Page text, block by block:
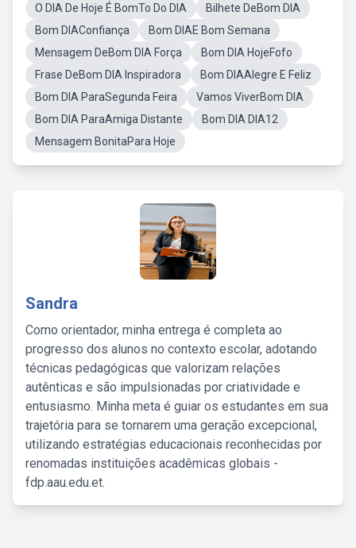
O DIA De Hoje É BomTo Do DIA
Bilhete DeBom DIA
Bom DIAConfiança
Bom DIAE Bom Semana
Mensagem DeBom DIA Força
Bom DIA HojeFofo
Frase DeBom DIA Inspiradora
Bom DIAAlegre E Feliz
Bom DIA ParaSegunda Feira
Vamos ViverBom DIA
Bom DIA ParaAmiga Distante
Bom DIA DIA12
Mensagem BonitaPara Hoje
Sandra
Como orientador, minha entrega é completa ao
progresso dos alunos no contexto escolar, adotando
técnicas pedagógicas que valorizam relações
autênticas e são impulsionadas por criatividade e
entusiasmo. Minha meta é guiar os estudantes em sua
trajetória para se tornarem uma geração excepcional,
utilizando estratégias educacionais reconhecidas por
renomadas instituições acadêmicas globais -
fdp.aau.edu.et.